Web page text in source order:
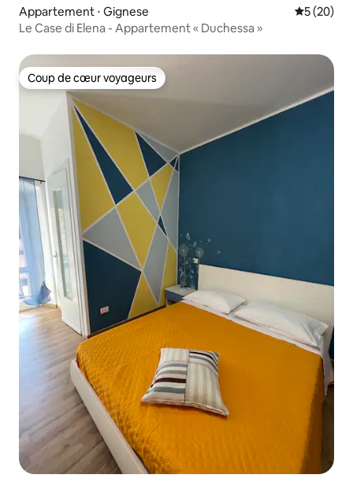
Appartement ⋅ Gignese
5 (20)
Le Case di Elena - Appartement « Duchessa »
Coup de cœur voyageurs
Coup de cœur voyageurs